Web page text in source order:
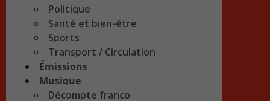
Politique
Santé et bien-être
Sports
Transport / Circulation
Émissions
Musique
Décompte franco